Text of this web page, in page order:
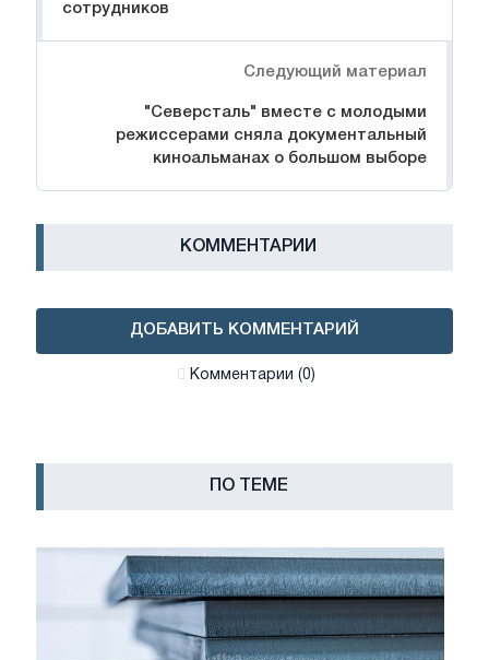
сотрудников
Следующий материал
"Северсталь" вместе с молодыми
режиссерами сняла документальный
киноальманах о большом выборе
КОММЕНТАРИИ
ДОБАВИТЬ КОММЕНТАРИЙ
Комментарии (0)
ПО ТЕМЕ